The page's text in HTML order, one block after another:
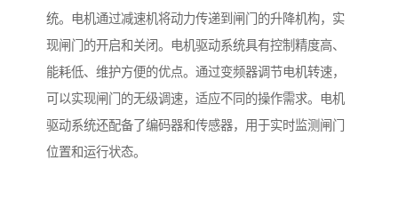
统。电机通过减速机将动力传递到闸门的升降机构，实
现闸门的开启和关闭。电机驱动系统具有控制精度高、
能耗低、维护方便的优点。通过变频器调节电机转速，
可以实现闸门的无级调速，适应不同的操作需求。电机
驱动系统还配备了编码器和传感器，用于实时监测闸门
位置和运行状态。